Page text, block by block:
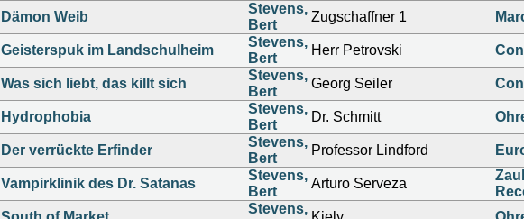
Dämon Weib
Stevens,
Bert
Zugschaffner 1
Geisterspuk im Landschulheim
Stevens,
Bert
Herr Petrovski
Was sich liebt, das killt sich
Stevens,
Bert
Georg Seiler
Hydrophobia
Stevens,
Bert
Dr. Schmitt
Der verrückte Erfinder
Stevens,
Bert
Professor Lindford
Vampirklinik des Dr. Satanas
Stevens,
Bert
Arturo Serveza
Stevens,